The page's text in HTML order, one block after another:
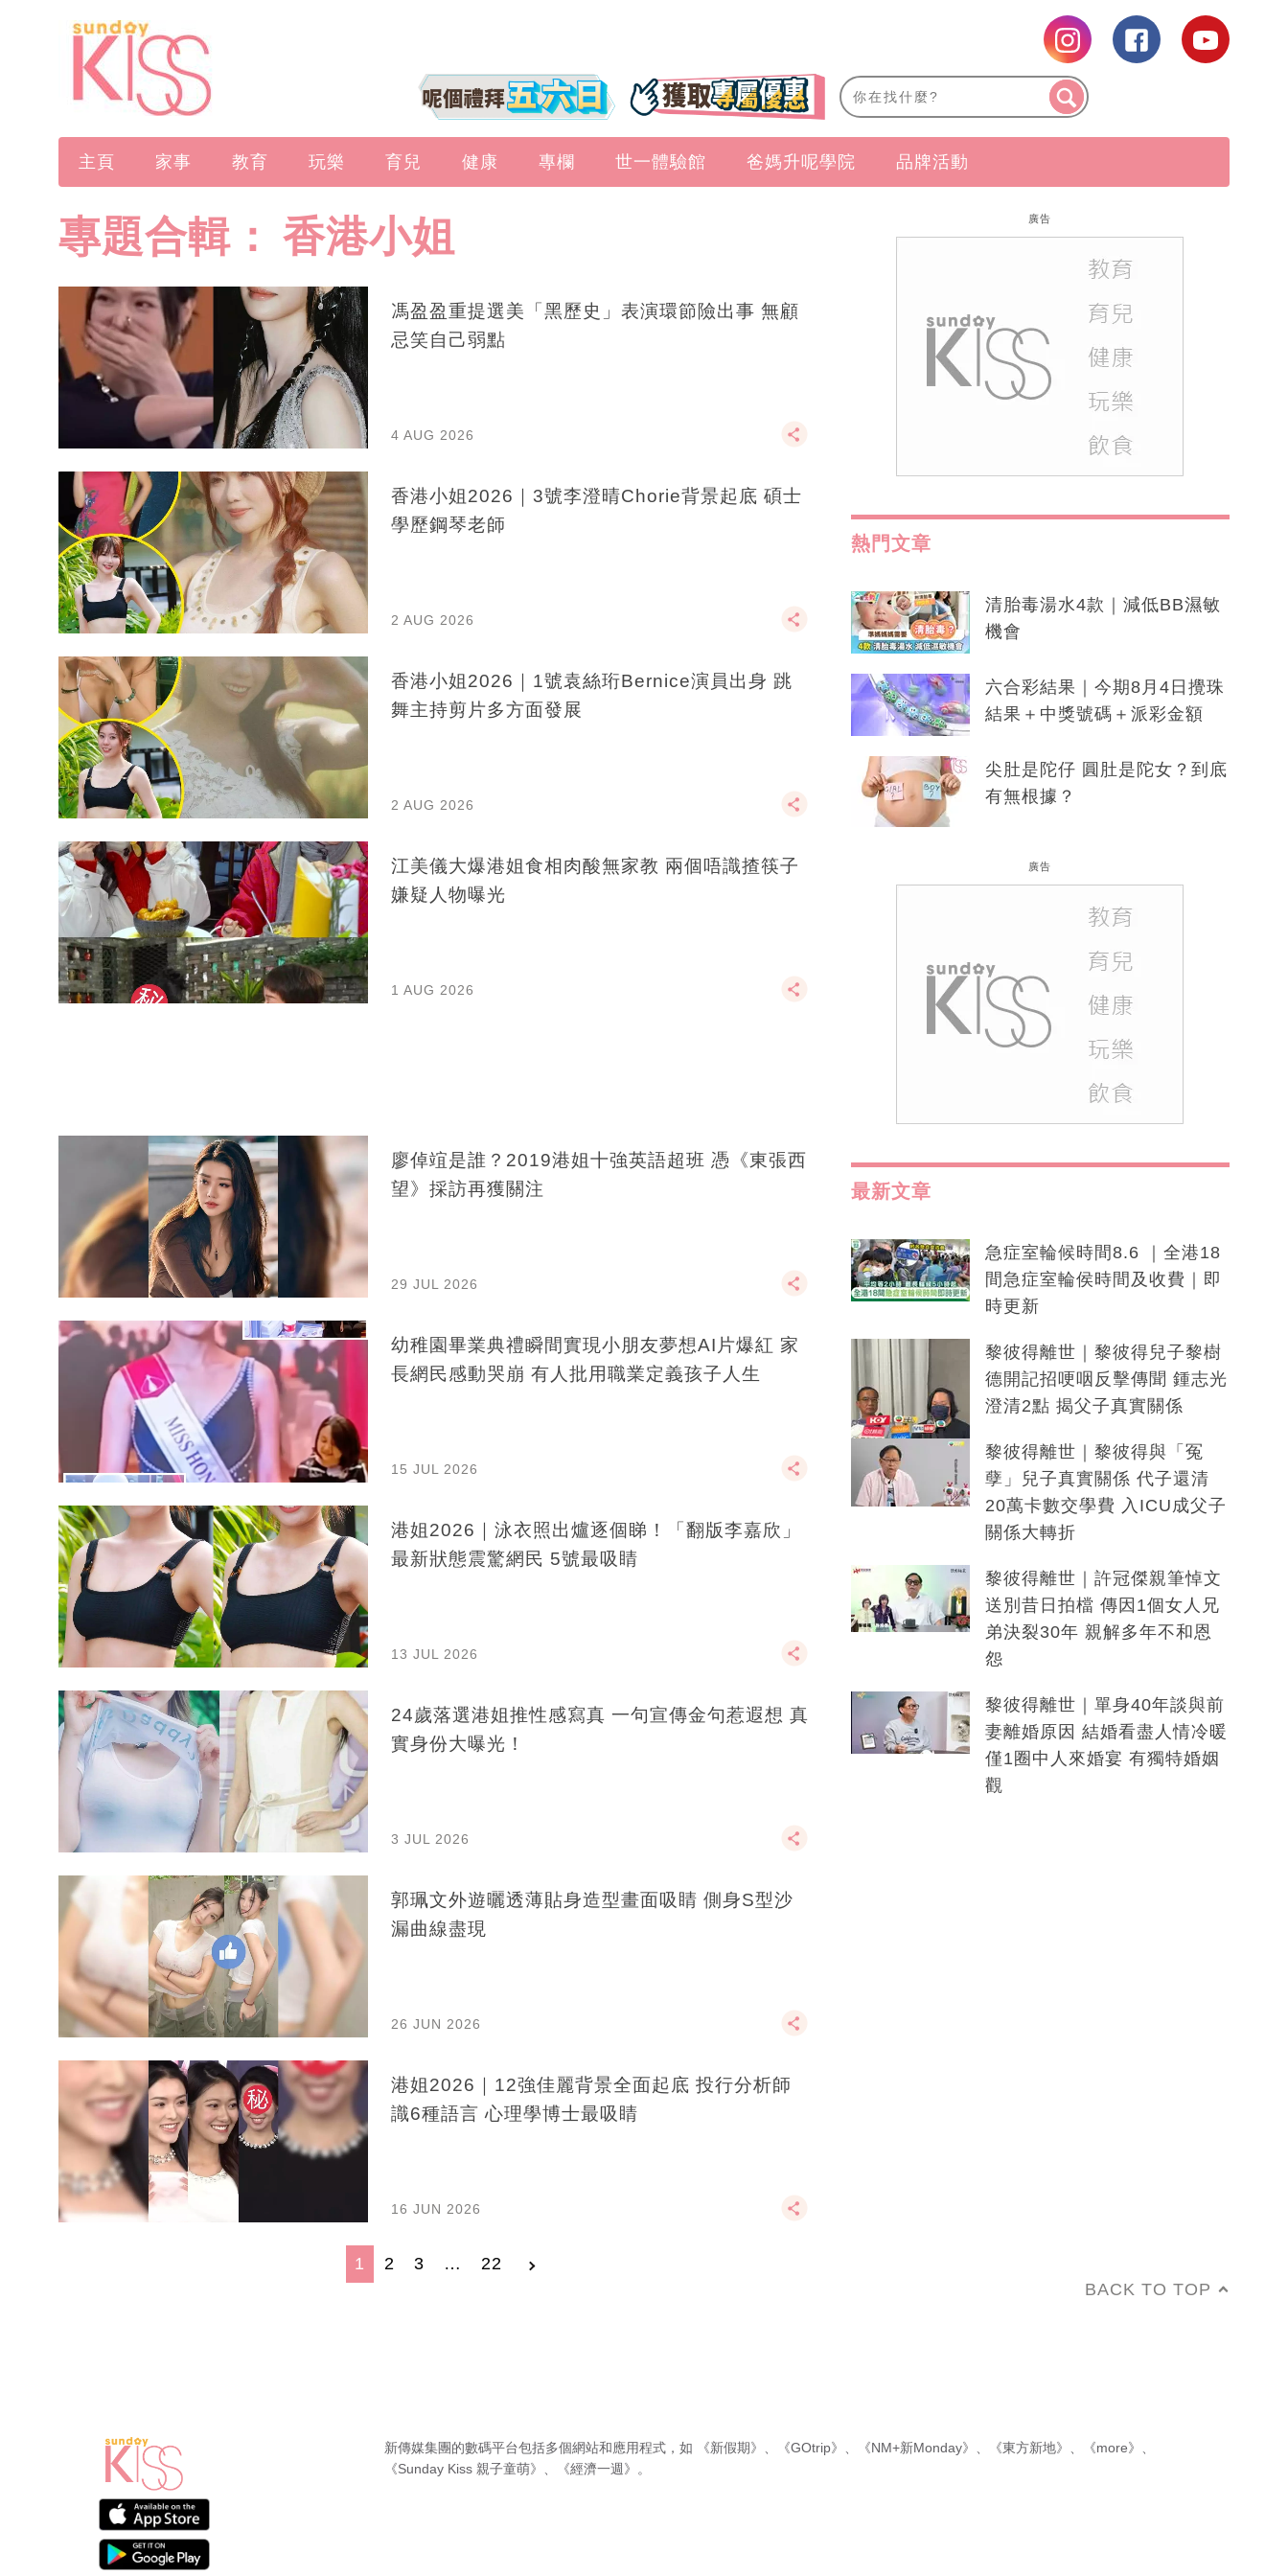
主頁 家事 教育 玩樂 育兒 健康 專欄 世一體驗館 爸媽升呢學院 品牌活動
專題合輯： 香港小姐
馮盈盈重提選美「黑歷史」表演環節險出事 無顧
忌笑自己弱點
4 AUG 2026
香港小姐2026｜3號李澄晴Chorie背景起底 碩士
學歷鋼琴老師
2 AUG 2026
香港小姐2026｜1號袁絲珩Bernice演員出身 跳
舞主持剪片多方面發展
2 AUG 2026
江美儀大爆港姐食相肉酸無家教 兩個唔識揸筷子
嫌疑人物曝光
1 AUG 2026
廖倬竩是誰？2019港姐十強英語超班 憑《東張西
望》採訪再獲關注
29 JUL 2026
幼稚園畢業典禮瞬間實現小朋友夢想AI片爆紅 家
長網民感動哭崩 有人批用職業定義孩子人生
15 JUL 2026
港姐2026｜泳衣照出爐逐個睇！「翻版李嘉欣」
最新狀態震驚網民 5號最吸睛
13 JUL 2026
24歲落選港姐推性感寫真 一句宣傳金句惹遐想 真
實身份大曝光！
3 JUL 2026
郭珮文外遊曬透薄貼身造型畫面吸睛 側身S型沙
漏曲線盡現
26 JUN 2026
港姐2026｜12強佳麗背景全面起底 投行分析師
識6種語言 心理學博士最吸睛
16 JUN 2026
1 2 3 … 22
廣告
熱門文章
清胎毒湯水4款｜減低BB濕敏
機會
六合彩結果｜今期8月4日攪珠
結果＋中獎號碼＋派彩金額
尖肚是陀仔 圓肚是陀女？到底
有無根據？
廣告
最新文章
急症室輪候時間8.6 ｜全港18
間急症室輪侯時間及收費｜即
時更新
黎彼得離世｜黎彼得兒子黎樹
德開記招哽咽反擊傳聞 鍾志光
澄清2點 揭父子真實關係
黎彼得離世｜黎彼得與「冤
孽」兒子真實關係 代子還清
20萬卡數交學費 入ICU成父子
關係大轉折
黎彼得離世｜許冠傑親筆悼文
送別昔日拍檔 傳因1個女人兄
弟決裂30年 親解多年不和恩
怨
黎彼得離世｜單身40年談與前
妻離婚原因 結婚看盡人情冷暖
僅1圈中人來婚宴 有獨特婚姻
觀
BACK TO TOP
新傳媒集團的數碼平台包括多個網站和應用程式，如 《新假期》 《GOtrip》 《NM+新Monday》 《東方新地》 《more》
《Sunday Kiss 親子童萌》
《經濟一週》 。